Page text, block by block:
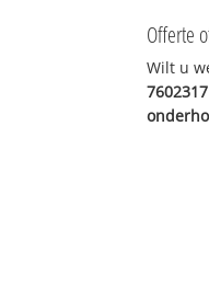
Offerte
Wilt u
7602317